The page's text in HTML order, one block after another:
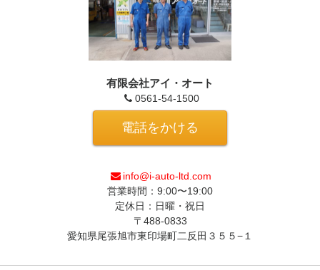
有限会社アイ・オート
0561-54-1500
電話をかける
info@i-auto-ltd.com
営業時間：9:00〜19:00
定休日：日曜・祝日
〒488-0833
愛知県尾張旭市東印場町二反田３５５−１